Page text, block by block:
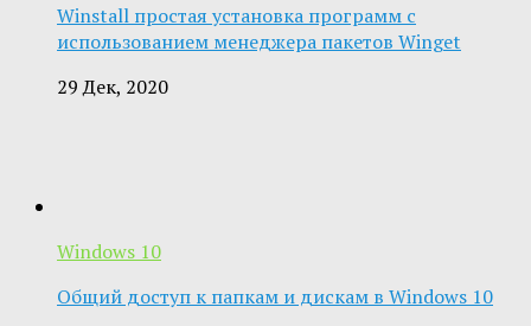
Winstall простая установка программ с
использованием менеджера пакетов Winget
29 Дек, 2020
Windows 10
Общий доступ к папкам и дискам в Windows 10